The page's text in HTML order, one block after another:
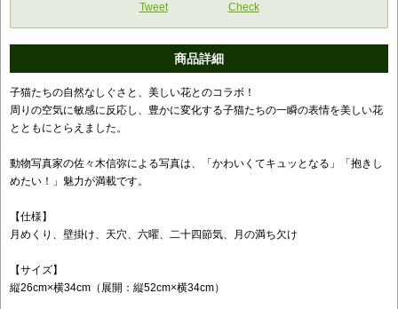
Tweet Check
商品詳細
子猫たちの自然なしぐさと、美しい花とのコラボ！
周りの空気に敏感に反応し、豊かに変化する子猫たちの一瞬の表情を美しい花
とともにとらえました。
動物写真家の佐々木信弥による写真は、「かわいくてキュッとなる」「抱きし
めたい！」魅力が満載です。
【仕様】
月めくり、壁掛け、天穴、六曜、二十四節気、月の満ち欠け
【サイズ】
縦26cm×横34cm（展開：縦52cm×横34cm）